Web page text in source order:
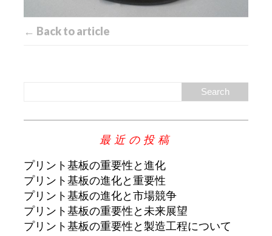
← Back to article
最近の投稿
プリント基板の重要性と進化
プリント基板の進化と重要性
プリント基板の進化と市場競争
プリント基板の重要性と未来展望
プリント基板の重要性と製造工程について